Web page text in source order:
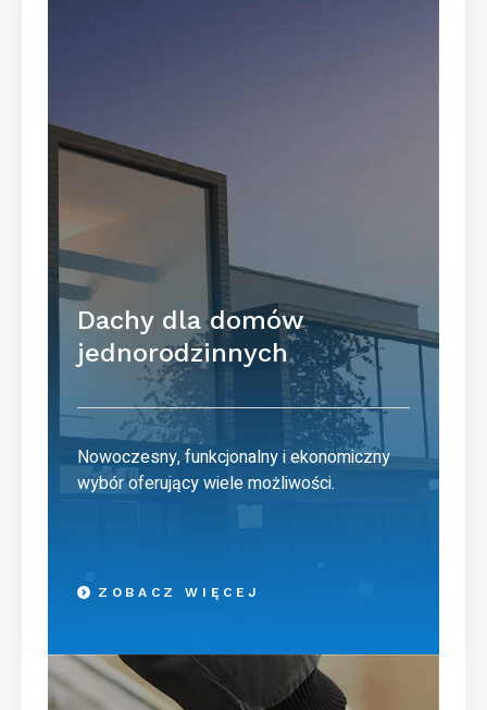
Dachy dla domów
jednorodzinnych
Nowoczesny, funkcjonalny i ekonomiczny
wybór oferujący wiele możliwości.
ZOBACZ WIĘCEJ